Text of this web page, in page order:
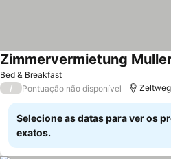
Bed & Breakfast
Zimmervermietung
/ Pontuação não disponível
Selecione as datas para ver os
exatos.